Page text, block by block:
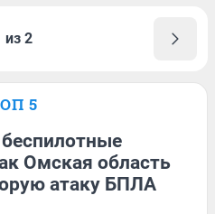
из 2
5
Омская область
атаку БПЛА